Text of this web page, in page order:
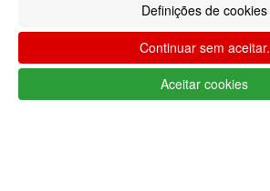
Definições de cookies
Continuar sem aceitar.
Aceitar cookies